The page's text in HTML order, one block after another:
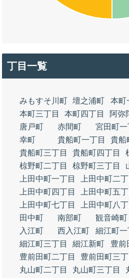
丁目一覧
みもすそ川町 壇之浦町 本町
本町三丁目
本町四丁目 阿弥
唐戸町
赤間町 宮田町一
幸町
貴船町一丁目
貴船
貴船町三丁目
貴船町四丁目
椋野町二丁目
椋野町三丁目
上田中町一丁目
上田中町二丁
上田中町四丁目
上田中町五丁
上田中町七丁目
上田中町八丁
田中町
南部町 観音崎町
入江町
西入江町 細江町一
細江町三丁目
細江新町
豊前
豊前田町二丁目
豊前田町三丁
丸山町二丁目
丸山町三丁目